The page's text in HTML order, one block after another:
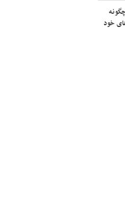
خود